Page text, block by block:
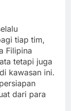
tiap tim,
Filipina
tetapi juga
kawasan ini.
dari para